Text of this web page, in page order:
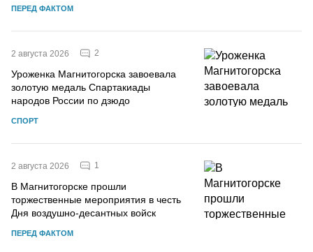
ПЕРЕД ФАКТОМ
2 августа 2026 2
Уроженка Магнитогорска завоевала
золотую медаль Спартакиады
народов России по дзюдо
СПОРТ
2 августа 2026 1
В Магнитогорске прошли
торжественные мероприятия в честь
Дня воздушно-десантных войск
ПЕРЕД ФАКТОМ